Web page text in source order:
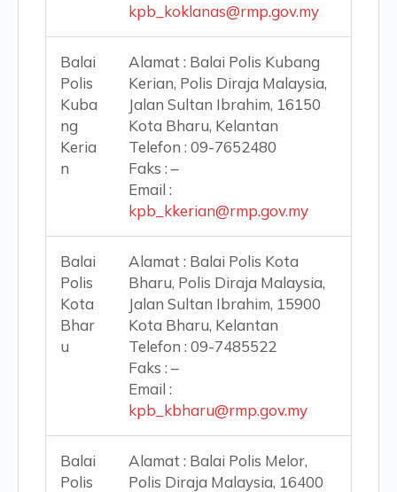
kpb_koklanas@rmp.gov.my
Balai
Polis
Kuba
ng
Keria
n
Alamat : Balai Polis Kubang
Kerian, Polis Diraja Malaysia,
Jalan Sultan Ibrahim, 16150
Kota Bharu, Kelantan
Telefon : 09-7652480
Faks : –
Email :
kpb_kkerian@rmp.gov.my
Balai
Polis
Kota
Bhar
u
Alamat : Balai Polis Kota
Bharu, Polis Diraja Malaysia,
Jalan Sultan Ibrahim, 15900
Kota Bharu, Kelantan
Telefon : 09-7485522
Faks : –
Email :
kpb_kbharu@rmp.gov.my
Balai
Polis
Alamat : Balai Polis Melor,
Polis Diraja Malaysia, 16400